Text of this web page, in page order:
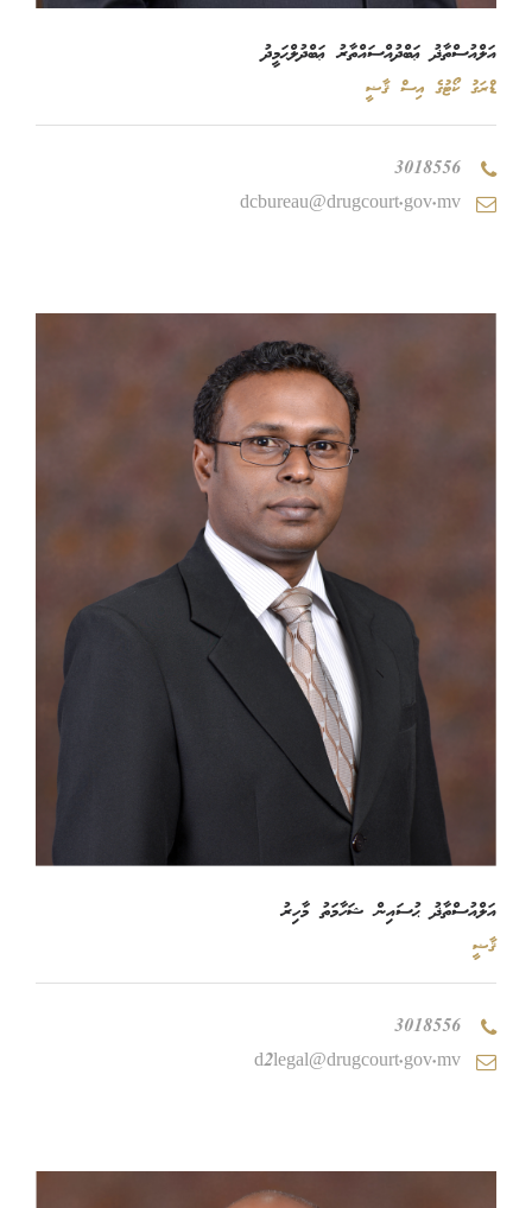
އަލްއުސްތާޛު ޢަބްދުއްސައްތާރު ޢަބްދުލްޙަމީދު
ޑްރަގު ކޯޓުގެ އިސް ޤާޟީ
3018556
dcbureau@drugcourt.gov.mv
އަލްއުސްތާޛު ޙުސައިން ޝަހާމަތު މާހިރު
ޤާޟީ
3018556
d2legal@drugcourt.gov.mv